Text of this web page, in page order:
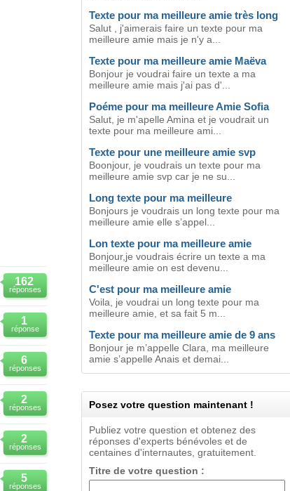
162
réponses
1
réponse
6
réponses
2
réponses
2
réponses
5
réponses
Texte pour ma meilleure amie très long
Salut , j'aimerais faire un texte pour ma
meilleure amie mais je n'y a...
Texte pour ma meilleure amie Maëva
Bonjour je voudrai faire un texte a ma
meilleure amie mais j'ai pas d'...
Poéme pour ma meilleure Amie Sofia
Salut, je m'apelle Amina et je voudrait un
texte pour ma meilleure ami...
Texte pour une meilleure amie svp
Boonjour, je voudrais un texte pour ma
meilleure amie svp car je ne su...
Long texte pour ma meilleure
Bonjours je voudrais un long texte pour ma
meilleure amie elle s’appel...
Lon texte pour ma meilleure amie
Bonjour,je voudrais écrire un texte a ma
meilleure amie on est devenu...
C'est pour ma meilleure amie
Voila, je voudrai un long texte pour ma
meilleure amie, et sa fait 5 m...
Texte pour ma meilleure amie de 9 ans
Bonjour je m’appelle Clara, ma meilleure
amie s’appelle Anais et demai...
Posez votre question maintenant !
Publiez votre question et obtenez des
réponses d'experts bénévoles et de
centaines d'internautes, gratuitement.
Titre de votre question :